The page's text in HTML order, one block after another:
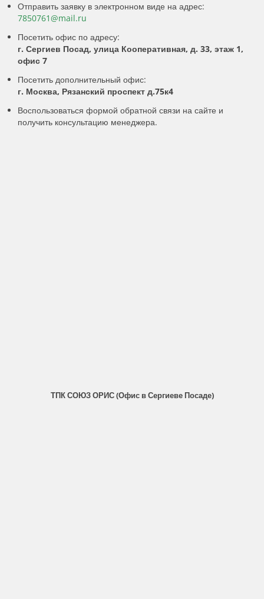
Отправить заявку в электронном виде на адрес:
7850761@mail.ru
Посетить офис по адресу:
г. Сергиев Посад, улица Кооперативная, д. 33, этаж 1,
офис 7
Посетить дополнительный офис:
г. Москва, Рязанский проспект д.75к4
Воспользоваться формой обратной связи на сайте и
получить консультацию менеджера.
ТПК СОЮЗ ОРИС (Офис в Сергиеве Посаде)